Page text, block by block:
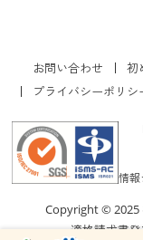
お問い合わせ 初
プライバシーポリシ
情報
Copyright © 2025
適格請求書